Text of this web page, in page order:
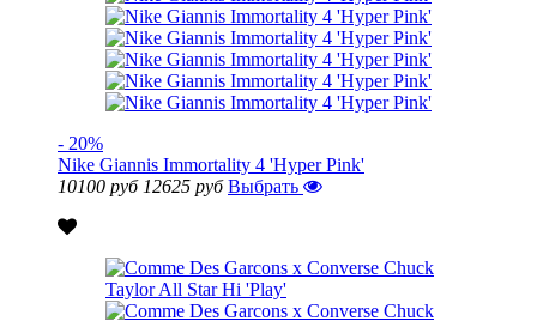
- 20%
Nike Giannis Immortality 4 'Hyper Pink'
10100 руб 12625 руб Выбрать